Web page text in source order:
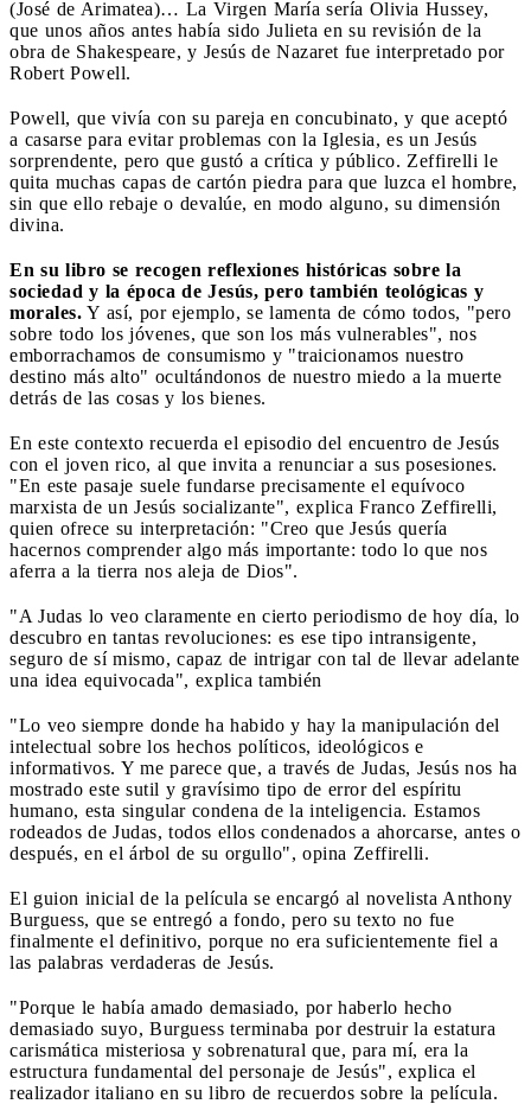
(José de Arimatea)… La Virgen María sería Olivia Hussey,
que unos años antes había sido Julieta en su revisión de la
obra de Shakespeare, y Jesús de Nazaret fue interpretado por
Robert Powell.
Powell, que vivía con su pareja en concubinato, y que aceptó
a casarse para evitar problemas con la Iglesia, es un Jesús
sorprendente, pero que gustó a crítica y público. Zeffirelli le
quita muchas capas de cartón piedra para que luzca el hombre,
sin que ello rebaje o devalúe, en modo alguno, su dimensión
divina.
En su libro se recogen reflexiones históricas sobre la
sociedad y la época de Jesús, pero también teológicas y
morales. Y así, por ejemplo, se lamenta de cómo todos, "pero
sobre todo los jóvenes, que son los más vulnerables", nos
emborrachamos de consumismo y "traicionamos nuestro
destino más alto" ocultándonos de nuestro miedo a la muerte
detrás de las cosas y los bienes.
En este contexto recuerda el episodio del encuentro de Jesús
con el joven rico, al que invita a renunciar a sus posesiones.
"En este pasaje suele fundarse precisamente el equívoco
marxista de un Jesús socializante", explica Franco Zeffirelli,
quien ofrece su interpretación: "Creo que Jesús quería
hacernos comprender algo más importante: todo lo que nos
aferra a la tierra nos aleja de Dios".
"A Judas lo veo claramente en cierto periodismo de hoy día, lo
descubro en tantas revoluciones: es ese tipo intransigente,
seguro de sí mismo, capaz de intrigar con tal de llevar adelante
una idea equivocada", explica también
"Lo veo siempre donde ha habido y hay la manipulación del
intelectual sobre los hechos políticos, ideológicos e
informativos. Y me parece que, a través de Judas, Jesús nos ha
mostrado este sutil y gravísimo tipo de error del espíritu
humano, esta singular condena de la inteligencia. Estamos
rodeados de Judas, todos ellos condenados a ahorcarse, antes o
después, en el árbol de su orgullo", opina Zeffirelli.
El guion inicial de la película se encargó al novelista Anthony
Burguess, que se entregó a fondo, pero su texto no fue
finalmente el definitivo, porque no era suficientemente fiel a
las palabras verdaderas de Jesús.
"Porque le había amado demasiado, por haberlo hecho
demasiado suyo, Burguess terminaba por destruir la estatura
carismática misteriosa y sobrenatural que, para mí, era la
estructura fundamental del personaje de Jesús", explica el
realizador italiano en su libro de recuerdos sobre la película.